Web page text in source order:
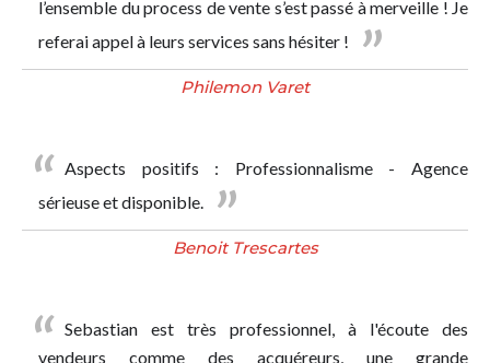
l’ensemble du process de vente s’est passé à merveille ! Je
referai appel à leurs services sans hésiter !
Philemon Varet
Aspects positifs : Professionnalisme - Agence
sérieuse et disponible.
Benoit Trescartes
Sebastian est très professionnel, à l'écoute des
vendeurs comme des acquéreurs, une grande